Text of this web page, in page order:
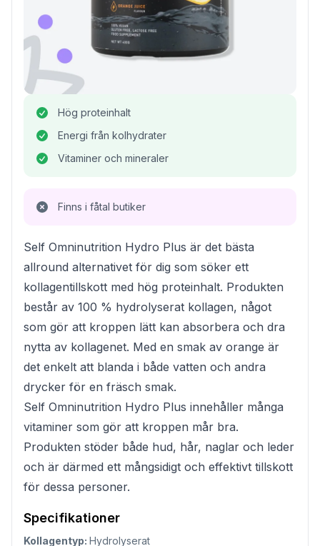
Hög proteinhalt
Energi från kolhydrater
Vitaminer och mineraler
Finns i fåtal butiker
Self Omninutrition Hydro Plus är det bästa
allround alternativet för dig som söker ett
kollagentillskott med hög proteinhalt. Produkten
består av 100 % hydrolyserat kollagen, något
som gör att kroppen lätt kan absorbera och dra
nytta av kollagenet. Med en smak av orange är
det enkelt att blanda i både vatten och andra
drycker för en fräsch smak.
Self Omninutrition Hydro Plus innehåller många
vitaminer som gör att kroppen mår bra.
Produkten stöder både hud, hår, naglar och leder
och är därmed ett mångsidigt och effektivt tillskott
för dessa personer.
Specifikationer
Kollagentyp: Hydrolyserat